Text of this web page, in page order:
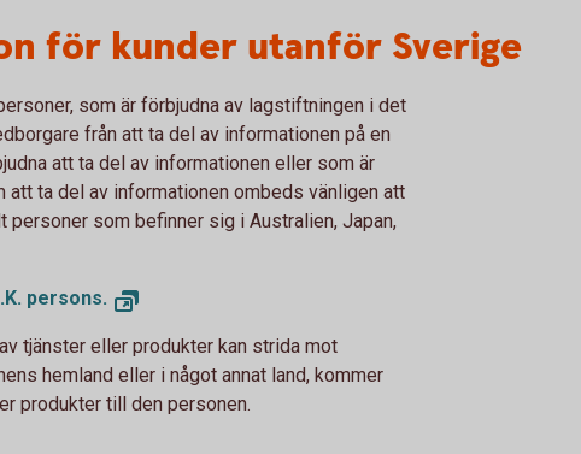
för kunder utanför Sverige
som är förbjudna av lagstiftningen i det
från att ta del av informationen på en
att ta del av informationen eller som är
ta del av informationen ombeds vänligen att
som befinner sig i Australien, Japan,
persons.
tjänster eller produkter kan strida mot
hemland eller i något annat land, kommer
produkter till den personen.